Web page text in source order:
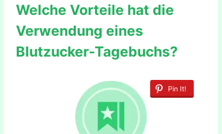
Welche Vorteile hat die
Verwendung eines
Blutzucker-Tagebuchs?
Pin It!